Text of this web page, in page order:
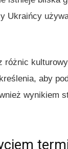
Ukraińcy
różnic
aby
wynikiem